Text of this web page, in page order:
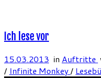
Ich lese vor
15.03.2013 in Auftritte
/ Infinite Monkey/